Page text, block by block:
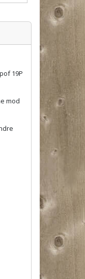
19P
mod